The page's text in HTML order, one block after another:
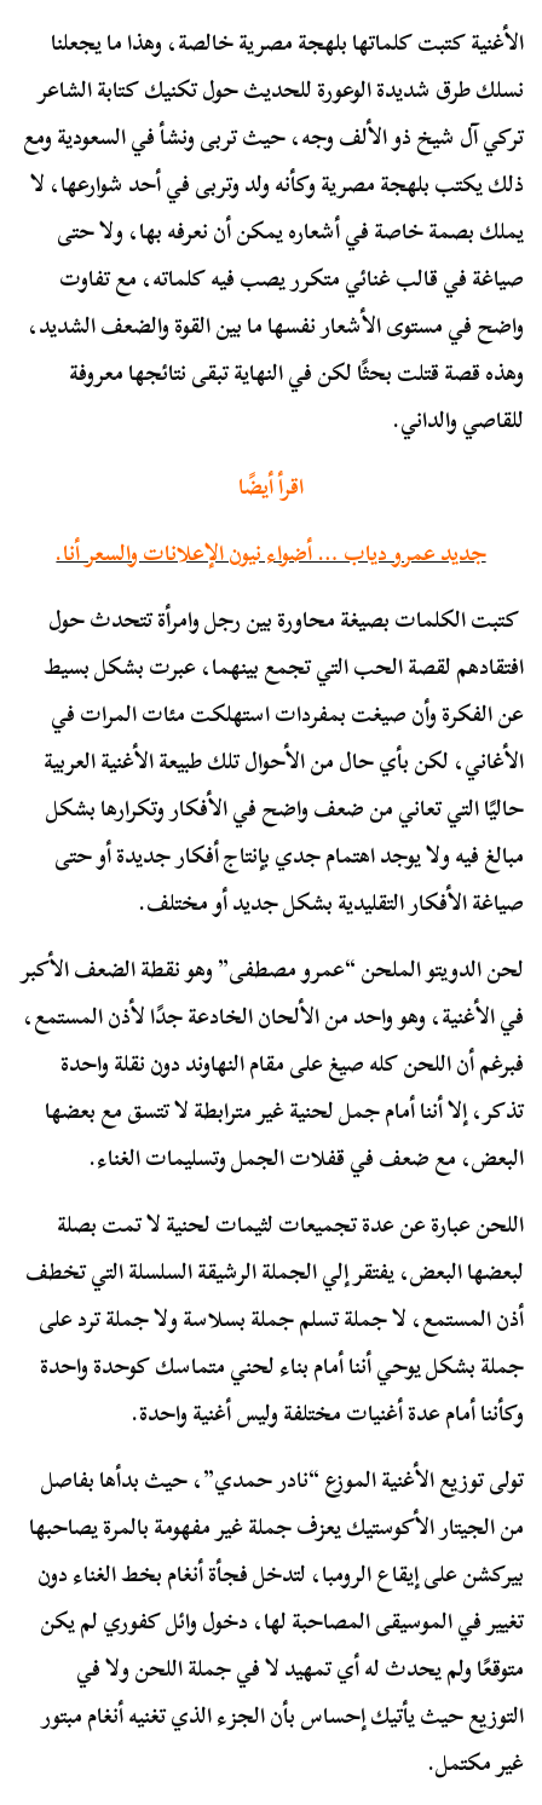
الأغنية كتبت كلماتها بلهجة مصرية خالصة، وهذا ما يجعلنا
نسلك طرق شديدة الوعورة للحديث حول تكنيك كتابة الشاعر
تركي آل شيخ ذو الألف وجه، حيث تربى ونشأ في السعودية ومع
ذلك يكتب بلهجة مصرية وكأنه ولد وتربى في أحد شوارعها، لا
يملك بصمة خاصة في أشعاره يمكن أن نعرفه بها، ولا حتى
صياغة في قالب غنائي متكرر يصب فيه كلماته، مع تفاوت
واضح في مستوى الأشعار نفسها ما بين القوة والضعف الشديد،
وهذه قصة قتلت بحثًا لكنفي النهاية تبقى نتائجها معروفة
للقاصي والداني.
اقرأ أيضًا
جديد عمرو دياب … أضواء نيون الإعلانات والسعر أنا.
كتبت الكلمات بصيغة محاورة بين رجل وامرأة تتحدث حول
افتقادهم لقصة الحب التي تجمع بينهما، عبرت بشكل بسيط
عن الفكرة وأن صيغت بمفردات استهلكت مئات المرات في
الأغاني، لكن بأي حال من الأحوال تلك طبيعة الأغنية العربية
حاليًا التي تعاني من ضعف واضح في الأفكار وتكرارها بشكل
مبالغ فيه ولا يوجد اهتمام جدي بإنتاج أفكار جديدة أو حتى
صياغة الأفكار التقليدية بشكل جديد أو مختلف.
لحن الدويتو الملحن “عمرو مصطفى” وهو نقطة الضعف الأكبر
في الأغنية، وهو واحد من الألحان الخادعة جدًا لأذن المستمع،
فبرغم أن اللحن كله صيغ على مقام النهاوند دون نقلة واحدة
تذكر، إلا أننا أمام جمل لحنية غير مترابطة لا تتسق مع بعضها
البعض، مع ضعف في قفلات الجمل وتسليمات الغناء.
اللحن عبارة عن عدة تجميعات لثيمات لحنية لا تمت بصلة
لبعضها البعض، يفتقر إلي الجملة الرشيقة السلسلة التي تخطف
أذن المستمع، لا جملة تسلم جملة بسلاسة ولا جملة ترد على
جملة بشكل يوحي أننا أمام بناء لحني متماسك كوحدة واحدة
وكأننا أمام عدة أغنيات مختلفة وليس أغنية واحدة.
تولى توزيع الأغنية الموزع “نادر حمدي”، حيث بدأها بفاصل
من الجيتار الأكوستيك يعزف جملة غير مفهومة بالمرة يصاحبها
بيركشن على إيقاع الرومبا، لتدخل فجأة أنغام بخط الغناء دون
تغيير في الموسيقى المصاحبة لها، دخول وائل كفوري لم يكن
متوقعًا ولم يحدث له أي تمهيد لا في جملة اللحن ولا في
التوزيع حيث يأتيك إحساس بأن الجزء الذي تغنيه أنغام مبتور
غير مكتمل.